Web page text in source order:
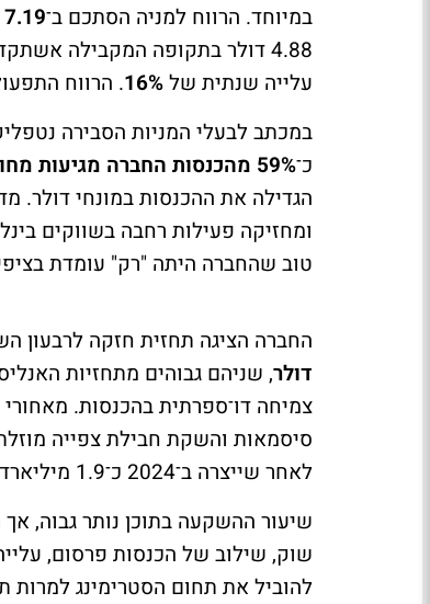
במיוחד. הרווח למניה הסתכם ב־7.19 דולר
4.88 דולר בתקופה המקבילה אשתקד. ההכנסות הגיעו ל־
עלייה שנתית של16%. הרווח
במכתב לבעלי המניות הסבירה
כ־59% מהכנסות החברה מגיעות מחוץ לארצות הברית
הגדילה את ההכנסות במונחי דולר.
ומחזיקה פעילות רחבה בשווקים
טוב שהחברה היתה "רק" עומדת
החברה הציגה תחזית חזקה לרבעון
דולר
צמיחה דו־ספרתית בהכנסות.
סיסמאות והשקת חבילת צפייה
לאחר שייצרה ב־2024 כ־1.9 מיליארד דולר וצפויה להגיע השנה לכ־3.9 מיליארד דולר.
שיעור ההשקעה בתוכן נותר גבוה,
שוק, שילוב של הכנסות פרסום,
להוביל את תחום הסטרימינג למרות